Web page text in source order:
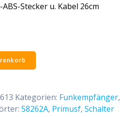
Stecker u. Kabel 26cm
Kategorien: Funkempfänger,
58262A, Primusf, Schalter